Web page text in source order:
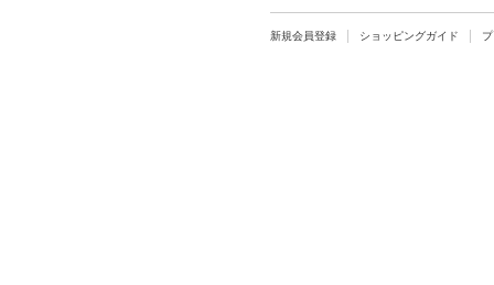
新規会員登録 ショッピングガイド